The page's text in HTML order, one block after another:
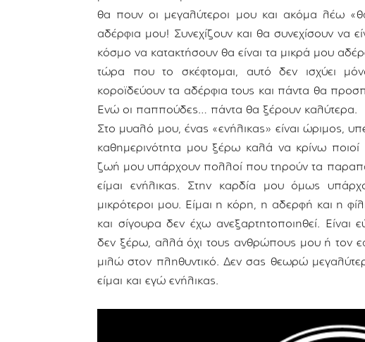
θα πουν οι μεγαλύτεροι μου και ακόμα λέω
αδέρφια μου! Συνεχίζουν και θα συνεχίσουν να
κόσμο να κατακτήσουν θα είναι τα μικρά μου
τώρα που το σκέφτομαι, αυτό δεν ισχύει
κοροϊδεύουν τα αδέρφια τους και πάντα θα
Ενώ οι παππούδες… πάντα θα ξέρουν καλύτερα.
Στο μυαλό μου, ένας «ενήλικας» είναι ώριμος,
καθημερινότητα μου ξέρω καλά να κρίνω
ζωή μου υπάρχουν πολλοί που τηρούν τα
είμαι ενήλικας. Στην καρδία μου όμως
μικρότεροι μου. Είμαι η κόρη, η αδερφή και η
και σίγουρα δεν έχω ανεξαρτητοποιηθεί.
δεν ξέρω, αλλά όχι τους ανθρώπους μου ή τον
μιλώ στον πληθυντικό. Δεν σας θεωρώ
είμαι και εγώ ενήλικας.